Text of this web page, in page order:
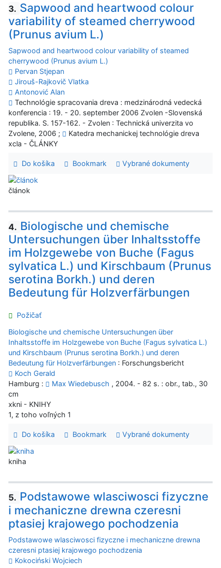
3. Sapwood and heartwood colour
variability of steamed cherrywood
(Prunus avium L.)
Sapwood and heartwood colour variability of steamed
cherrywood (Prunus avium L.)
Pervan Stjepan
Jirouš-Rajkovič Vlatka
Antonović Alan
Technológie spracovania dreva : medzinárodná vedecká
konferencia : 19. - 20. september 2006 Zvolen -Slovenská
republika. S. 157-162. - Zvolen : Technická univerzita vo
Zvolene, 2006 ;
Katedra mechanickej technológie dreva
xcla - ČLÁNKY
Do košíka Bookmark Vybrané dokumenty
článok
4. Biologische und chemische
Untersuchungen über Inhaltsstoffe
im Holzgewebe von Buche (Fagus
sylvatica L.) und Kirschbaum (Prunus
serotina Borkh.) und deren
Bedeutung für Holzverfärbungen
Požičať
Biologische und chemische Untersuchungen über
Inhaltsstoffe im Holzgewebe von Buche (Fagus sylvatica L.)
und Kirschbaum (Prunus serotina Borkh.) und deren
Bedeutung für Holzverfärbungen : Forschungsbericht
Koch Gerald
Hamburg :
Max Wiedebusch , 2004. - 82 s. : obr., tab., 30
cm
xkni - KNIHY
1, z toho voľných 1
Do košíka Bookmark Vybrané dokumenty
kniha
5. Podstawowe wlasciwosci fizyczne
i mechaniczne drewna czeresni
ptasiej krajowego pochodzenia
Podstawowe wlasciwosci fizyczne i mechaniczne drewna
czeresni ptasiej krajowego pochodzenia
Kokociński Wojciech